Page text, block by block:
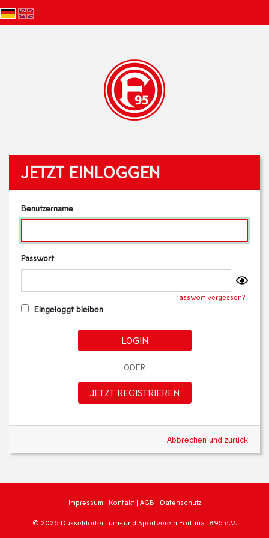
JETZT EINLOGGEN
Benutzername
Passwort
Passwort vergessen?
Eingeloggt bleiben
LOGIN
ODER
JETZT REGISTRIEREN
Abbrechen und zurück
Impressum | Kontakt | AGB | Datenschutz
© 2026 Düsseldorfer Turn- und Sportverein Fortuna 1895 e.V.